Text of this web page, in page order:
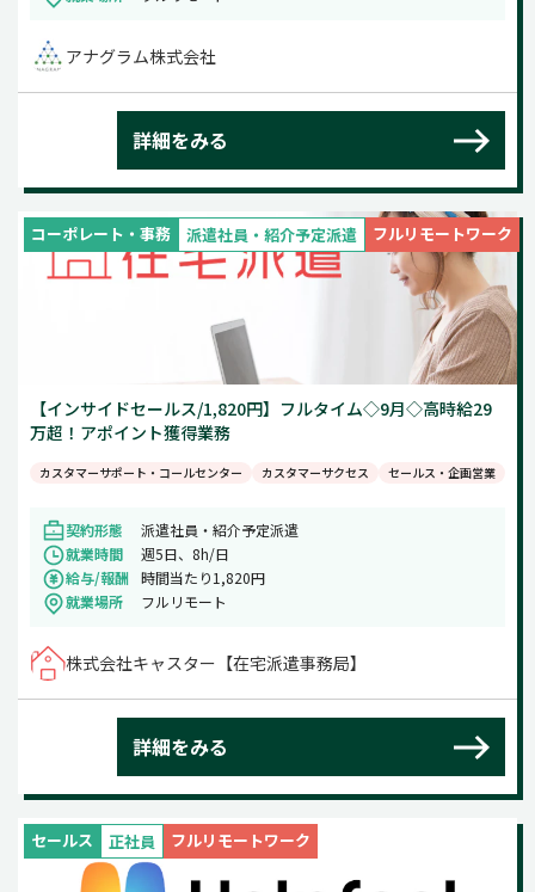
アナグラム株式会社
詳細をみる
コーポレート・事務 派遣社員・紹介予定派遣 フルリモートワーク
【インサイドセールス/1,820円】フルタイム◇9月◇高時給29
万超！アポイント獲得業務
カスタマーサポート・コールセンター カスタマーサクセス セールス・企画営業
契約形態
派遣社員・紹介予定派遣
就業時間
週5日、8h/日
給与/報酬 時間当たり1,820円
就業場所
フルリモート
株式会社キャスター【在宅派遣事務局】
詳細をみる
セールス 正社員 フルリモートワーク